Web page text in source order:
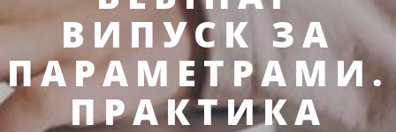
ВИПУСК ЗА
ПАРАМЕТРАМИ.
ПРАКТИКА